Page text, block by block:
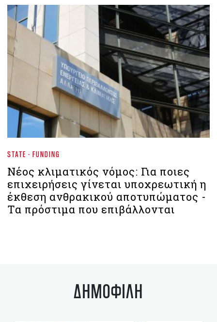
STATE - FUNDING
Νέος κλιματικός νόμος: Για ποιες
επιχειρήσεις γίνεται υποχρεωτική η
έκθεση ανθρακικού αποτυπώματος -
Τα πρόστιμα που επιβάλλονται
ΔΗΜΟΦΙΛΗ